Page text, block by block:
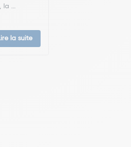
la ...
la suite